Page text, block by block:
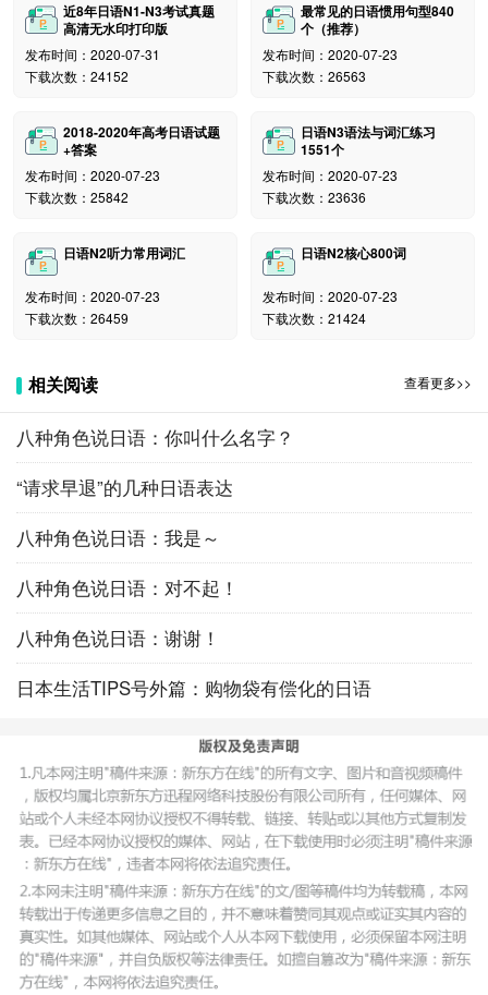
近8年日语N1-N3考试真题
高清无水印打印版
发布时间：2020-07-31
下载次数：24152
最常见的日语惯用句型840
个（推荐）
发布时间：2020-07-23
下载次数：26563
2018-2020年高考日语试题
+答案
发布时间：2020-07-23
下载次数：25842
日语N3语法与词汇练习
1551个
发布时间：2020-07-23
下载次数：23636
日语N2听力常用词汇
发布时间：2020-07-23
下载次数：26459
日语N2核心800词
发布时间：2020-07-23
下载次数：21424
相关阅读 查看更多>>
八种角色说日语：你叫什么名字？
“请求早退”的几种日语表达
八种角色说日语：我是～
八种角色说日语：对不起！
八种角色说日语：谢谢！
日本生活TIPS号外篇：购物袋有偿化的日语